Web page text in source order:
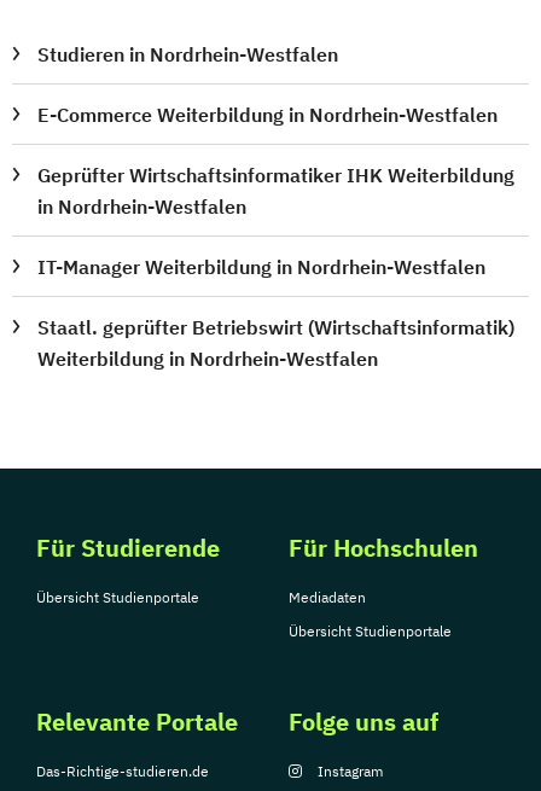
Studieren in Nordrhein-Westfalen
E-Commerce Weiterbildung in Nordrhein-Westfalen
Geprüfter Wirtschaftsinformatiker IHK Weiterbildung
in Nordrhein-Westfalen
IT-Manager Weiterbildung in Nordrhein-Westfalen
Staatl. geprüfter Betriebswirt (Wirtschaftsinformatik)
Weiterbildung in Nordrhein-Westfalen
Für Studierende
Übersicht Studienportale
Für Hochschulen
Mediadaten
Übersicht Studienportale
Relevante Portale
Das-Richtige-studieren.de
Folge uns auf
Instagram